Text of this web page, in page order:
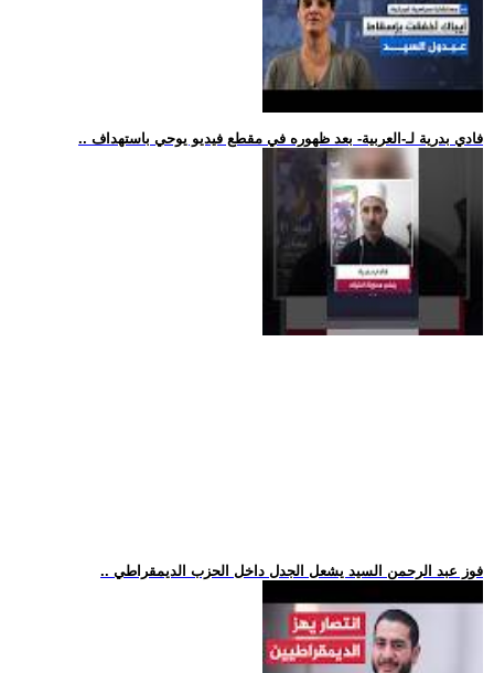
.. فادي بدرية لـ-العربية- بعد ظهوره في مقطع فيديو يوحي باستهداف
.. فوز عبد الرحمن السيد يشعل الجدل داخل الحزب الديمقراطي